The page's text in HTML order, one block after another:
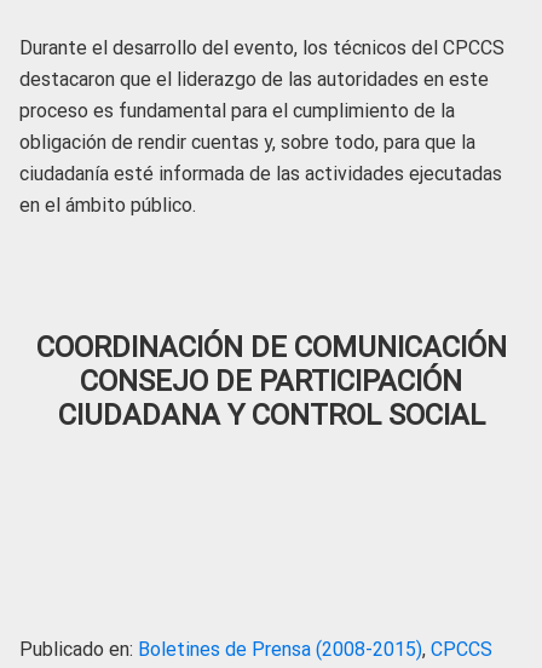
Durante el desarrollo del evento, los técnicos del CPCCS
destacaron que el liderazgo de las autoridades en este
proceso es fundamental para el cumplimiento de la
obligación de rendir cuentas y, sobre todo, para que la
ciudadanía esté informada de las actividades ejecutadas
en el ámbito público.
COORDINACIÓN DE COMUNICACIÓN
CONSEJO DE PARTICIPACIÓN
CIUDADANA Y CONTROL SOCIAL
Publicado en: Boletines de Prensa (2008-2015), CPCCS